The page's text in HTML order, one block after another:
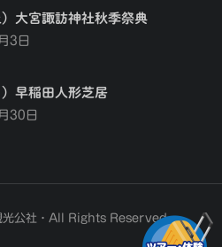
大宮諏訪神社秋季祭典
3日
早稲田人形芝居
30日
公社・All Rights Reserved.